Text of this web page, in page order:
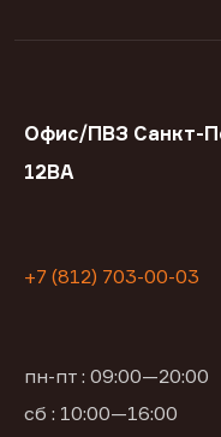
Офис/ПВЗ Санкт-
12ВА
+7 (812) 703-00-03
пн-пт : 09:00—20:00
сб : 10:00—16:00